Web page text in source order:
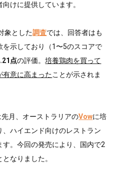
けに提供しています。
象とした調査では、回答者はも
を示しており（1〜5のスコアで
点の評価。培養鶏肉を買って
有意に高まったことが示されま
先月、オーストラリアのVowに培
ハイエンド向けのレストラン
。今回の発売により、国内で2
なりました。